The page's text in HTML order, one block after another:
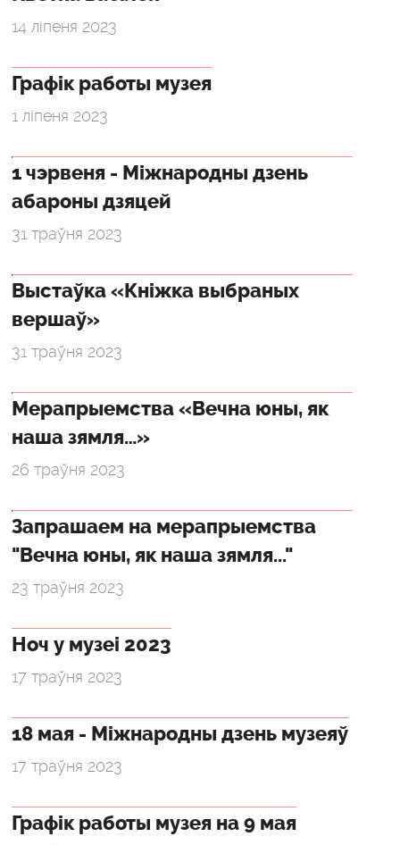
14 ліпеня 2023
Графік работы музея
1 ліпеня 2023
1 чэрвеня - Міжнародны дзень
абароны дзяцей
31 траўня 2023
Выстаўка «Кніжка выбраных
вершаў»
31 траўня 2023
Мерапрыемства «Вечна юны, як
наша зямля…»
26 траўня 2023
Запрашаем на мерапрыемства
"Вечна юны, як наша зямля..."
23 траўня 2023
Ноч у музеі 2023
17 траўня 2023
18 мая - Міжнародны дзень музеяў
17 траўня 2023
Графік работы музея на 9 мая